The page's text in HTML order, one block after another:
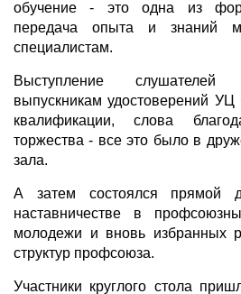
обучение - это одна из
передача опыта и знаний
специалистам.
Выступление
выпускникам удостоверений
квалификации, слова
торжества - все это было в
зала.
А затем состоялся прямой
наставничестве в
молодежи и вновь избранных
структур профсоюза.
Участники круглого стола